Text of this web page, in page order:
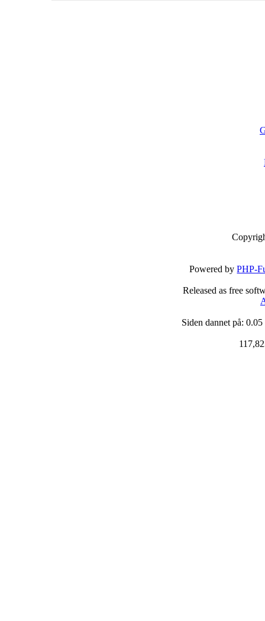
Powered byPHP-
Released as free
Siden dannet på: